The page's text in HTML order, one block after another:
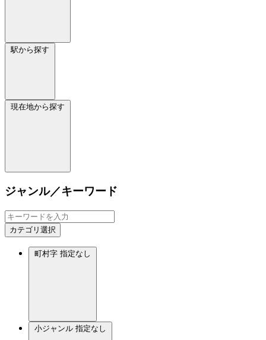
駅から探す
現在地から探す
ジャンル／キーワード
カテゴリ選択
町村字 指定なし
小ジャンル 指定なし